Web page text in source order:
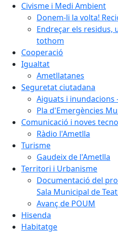
Civisme i Medi Ambient
Donem-li la volta!
Endreçar els residus,
tothom
Cooperació
Igualtat
Ametllatanes
Seguretat ciutadana
Aiguats i inundacions
Pla d'Emergències
Comunicació i noves
Ràdio l'Ametlla
Turisme
Gaudeix de l'Ametlla
Territori i Urbanisme
Documentació del
Sala Municipal de
Avanç de POUM
Hisenda
Habitatge